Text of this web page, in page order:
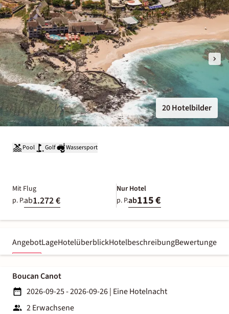
20 Hotelbilder
Pool Golf Wassersport
Mit Flug
p. P.ab1.272 €
Nur Hotel
p. P.ab115 €
AngebotLageHotelüberblickHotelbeschreibungBewertungen
Boucan Canot
2026-09-25 - 2026-09-26| Eine Hotelnacht
2 Erwachsene